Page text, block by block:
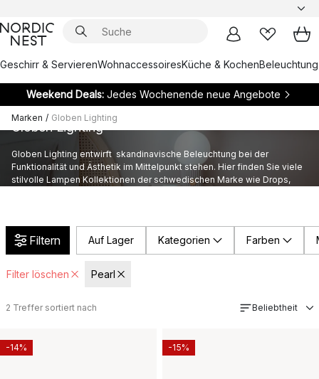
Geschirr & ServierenWohnaccessoiresKüche & KochenBeleuchtung
Weekend Deals:Jedes Wochenende neue Angebote
Marken / Globen Lighting
Globen Lighting
Globen Lighting entwirft skandinavische Beleuchtung bei der
Funktionalität und Ästhetik im Mittelpunkt stehen. Hier finden Sie viele
stilvolle Lampen Kollektionen der schwedischen Marke wie Drops,
Filtern Auf Lager Kategorien Farben
Filter löschen Pearl
2 Treffer sortiert nach Beliebtheit
-14% -15%